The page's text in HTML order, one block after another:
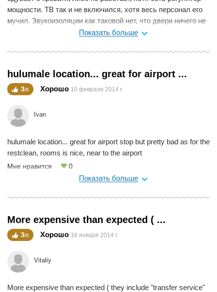
удобная, хороший кондей с разными режимами на пульте,
правда дует прямо на кровать.
мощности. ТВ так и не включился, хотя весь персонал его
мучил. Звукоизоляции как таковой нет, что двери ничего не
"держат", что окна. район ужасен, и ладно бы что вокруг
территории вне дороги, отчего все покрыто слоем бутылок
(чтоб не слышать соседей), помыться, уснуть и рано утром
куда-то опять слинять.новые номера, новая сантехника и
меню и не дорого
Мне нравится
Показать больше
hulumale location... great for airport ...
3/5 Хорошо 10 февраля 2014 г.
Ivan
hulumale location... great for airport stop but pretty bad as for the
restclean, rooms is nice, near to the airport
Мне нравится 0
Показать больше
More expensive than expected ( ...
3/5 Хорошо 16 января 2014 г.
Vitaliy
More expensive than expected ( they include "transfer service"